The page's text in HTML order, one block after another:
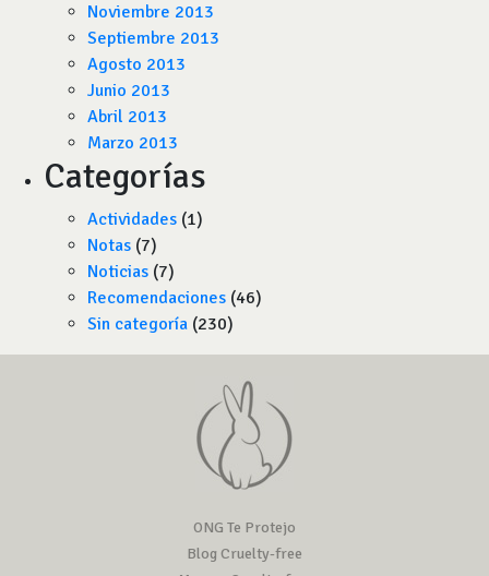
Noviembre 2013
Septiembre 2013
Agosto 2013
Junio 2013
Abril 2013
Marzo 2013
Categorías
Actividades (1)
Notas (7)
Noticias (7)
Recomendaciones (46)
Sin categoría (230)
ONG Te Protejo
Blog Cruelty-free